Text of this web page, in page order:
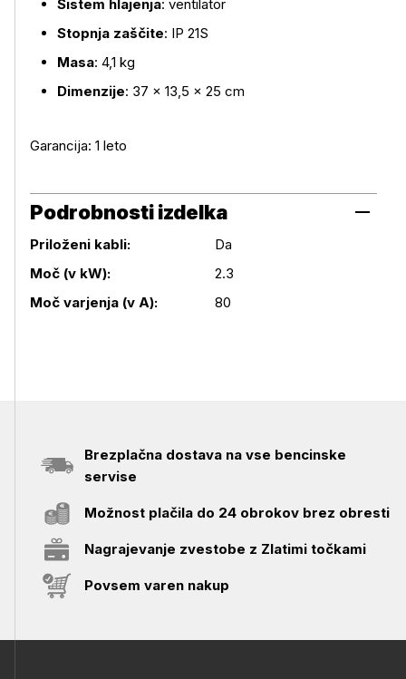
Sistem hlajenja: ventilator
Stopnja zaščite: IP 21S
Masa: 4,1 kg
Dimenzije: 37 × 13,5 × 25 cm
Garancija: 1 leto
Podrobnosti izdelka
Podrobnosti izdelka
Priloženi kabli:
Da
Moč (v kW):
2.3
Moč varjenja (v A):
80
Brezplačna dostava na vse bencinske
servise
Možnost plačila do 24 obrokov brez obresti
Nagrajevanje zvestobe z Zlatimi točkami
Povsem varen nakup